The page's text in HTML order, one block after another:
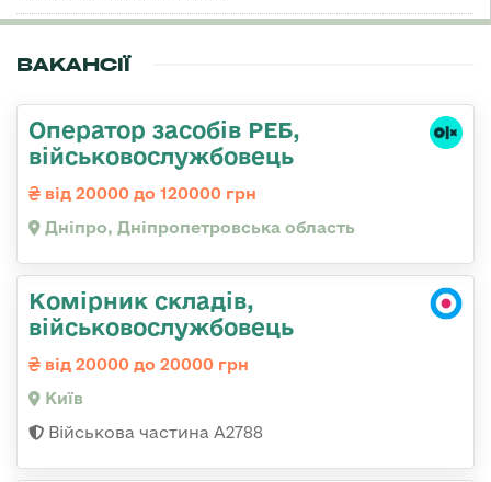
ВАКАНСІЇ
Оператор засобів РЕБ,
військовослужбовець
від 20000 до 120000 грн
Дніпро, Дніпропетровська область
Комірник складів,
військовослужбовець
від 20000 до 20000 грн
Київ
Військова частина А2788